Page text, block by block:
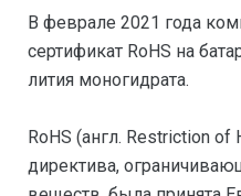
В феврале 2021 года
сертификат RoHS на
лития моногидрата.
RoHS (англ. Restriction
директива,